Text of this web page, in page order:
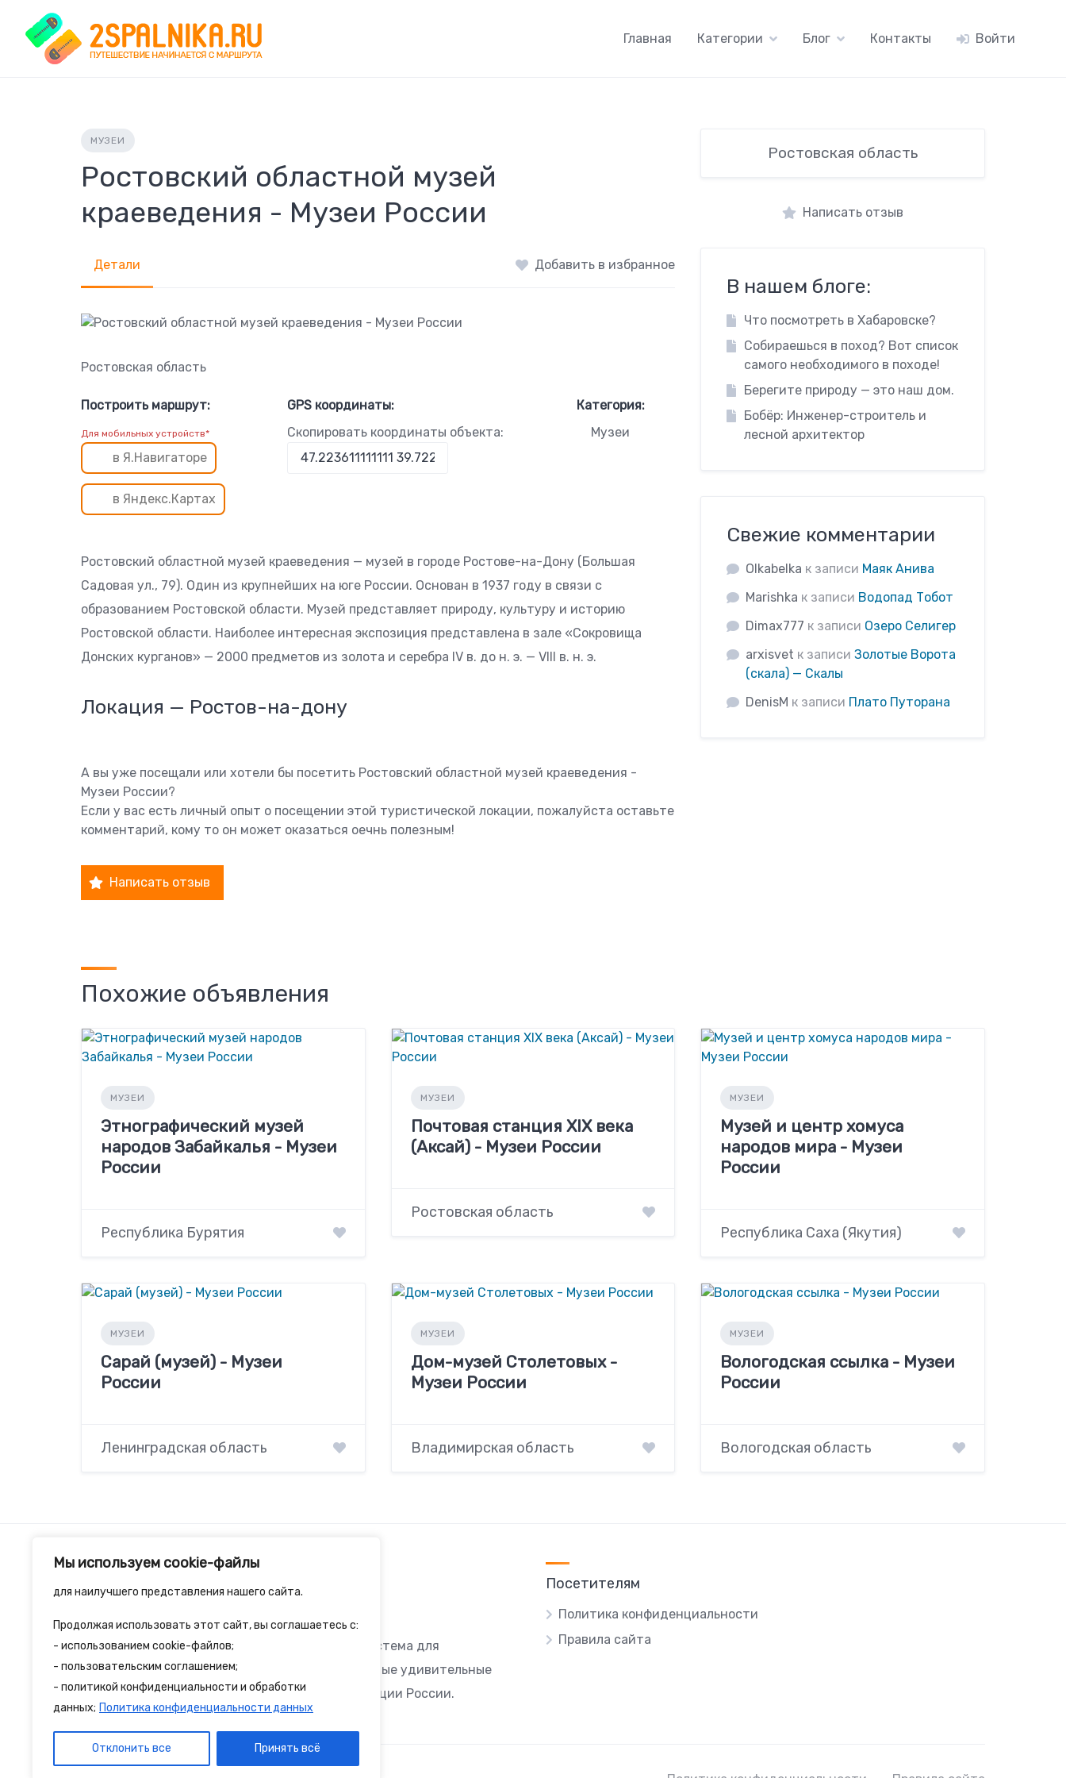
Мы используем cookie-файлы
для наилучшего представления нашего сайта.
Продолжая использовать этот сайт, вы соглашаетесь с:
- использованием cookie-файлов;
- пользовательским соглашением;
- политикой конфиденциальности и обработки
данных; Политика конфиденциальности данных
Отклонить все Принять всё
content
Главная Категории Блог Контакты Войти
МУЗЕИ
Ростовский областной музей
краеведения - Музеи России
Детали Добавить в избранное
Ростовская область
Построить маршрут:
Для мобильных устройств*
в Я.Навигаторе
в Яндекс.Картах
GPS координаты:
Скопировать координаты объекта:
Категория:
Музеи
Ростовский областной музей краеведения — музей в городе Ростове-на-Дону (Большая
Садовая ул., 79). Один из крупнейших на юге России. Основан в 1937 году в связи с
образованием Ростовской области. Музей представляет природу, культуру и историю
Ростовской области. Наиболее интересная экспозиция представлена в зале «Сокровища
Донских курганов» — 2000 предметов из золота и серебра IV в. до н. э. — VIII в. н. э.
Локация — Ростов-на-дону
А вы уже посещали или хотели бы посетить Ростовский областной музей краеведения -
Музеи России?
Если у вас есть личный опыт о посещении этой туристической локации, пожалуйста оставьте
комментарий, кому то он может оказаться оечнь полезным!
Написать отзыв
Ростовская область
Написать отзыв
В нашем блоге:
Что посмотреть в Хабаровске?
Собираешься в поход? Вот список
самого необходимого в походе!
Берегите природу — это наш дом.
Бобёр: Инженер-строитель и
лесной архитектор
Свежие комментарии
Olkabelka к записи Маяк Анива
Marishka к записи Водопад Тобот
Dimax777 к записи Озеро Селигер
arxisvet к записиЗолотые Ворота
(скала) — Скалы
DenisM к записи Плато Путорана
Похожие объявления
МУЗЕИ
Этнографический музей
народов Забайкалья - Музеи
России
Республика Бурятия
МУЗЕИ
Почтовая станция XIX века
(Аксай) - Музеи России
Ростовская область
МУЗЕИ
Музей и центр хомуса
народов мира - Музеи
России
Республика Саха (Якутия)
МУЗЕИ
Сарай (музей) - Музеи
России
Ленинградская область
МУЗЕИ
Дом-музей Столетовых -
Музеи России
Владимирская область
МУЗЕИ
Вологодская ссылка - Музеи
России
Вологодская область
2spalnika.ru — это удобная информационная система для
путешественников и туристов где собраны самые удивительные
достопримечательности и туристические локации России.
Посетителям
Политика конфиденциальности
Правила сайта